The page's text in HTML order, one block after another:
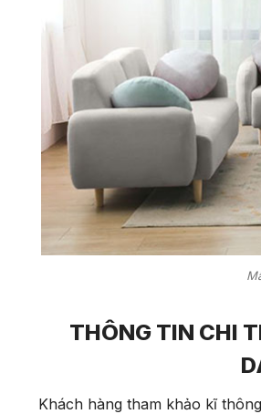
THÔNG TIN CHI
Khách hàng tham khảo kĩ